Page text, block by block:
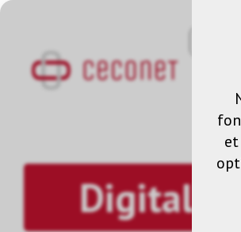
Digital